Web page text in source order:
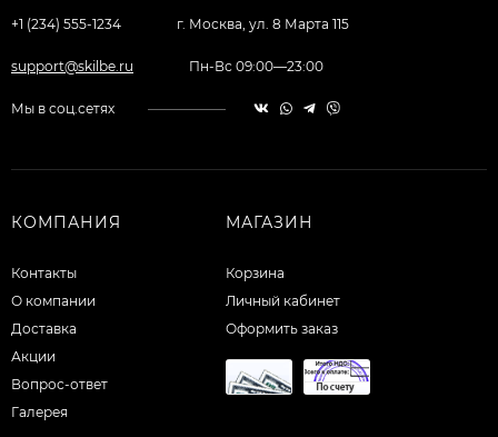
+1 (234) 555-1234 г. Москва, ул. 8 Марта 115
support@skilbe.ru Пн-Вс 09:00—23:00
Мы в соц.сетях
КОМПАНИЯ
Контакты
О компании
Доставка
Акции
Вопрос-ответ
Галерея
МАГАЗИН
Корзина
Личный кабинет
Оформить заказ